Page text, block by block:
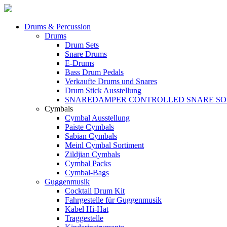
Drums & Percussion
Drums
Drum Sets
Snare Drums
E-Drums
Bass Drum Pedals
Verkaufte Drums und Snares
Drum Stick Ausstellung
SNAREDAMPER CONTROLLED SNARE
Cymbals
Cymbal Ausstellung
Paiste Cymbals
Sabian Cymbals
Meinl Cymbal Sortiment
Zildjian Cymbals
Cymbal Packs
Cymbal-Bags
Guggenmusik
Cocktail Drum Kit
Fahrgestelle für Guggenmusik
Kabel Hi-Hat
Traggestelle